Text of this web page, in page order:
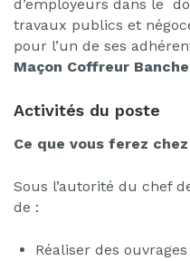
d’employeurs dans le
travaux publics et
pour l’un de ses
Maçon Coffreur
Activités du poste
Ce que vous ferez
Sous l’autorité du chef
de :
Réaliser des